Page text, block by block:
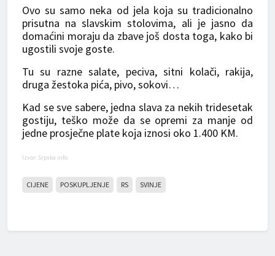
Ovo su samo neka od jela koja su tradicionalno
prisutna na slavskim stolovima, ali je jasno da
domaćini moraju da zbave još dosta toga, kako bi
ugostili svoje goste.
Tu su razne salate, peciva, sitni kolači, rakija,
druga žestoka pića, pivo, sokovi…
Kad se sve sabere, jedna slava za nekih tridesetak
gostiju, teško može da se opremi za manje od
jedne prosječne plate koja iznosi oko 1.400 KM.
Izvor: Srpska info
CIJENE POSKUPLJENJE RS SVINJE